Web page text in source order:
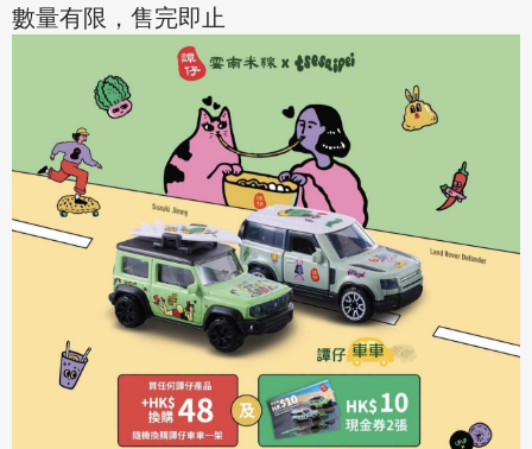
數量有限，售完即止